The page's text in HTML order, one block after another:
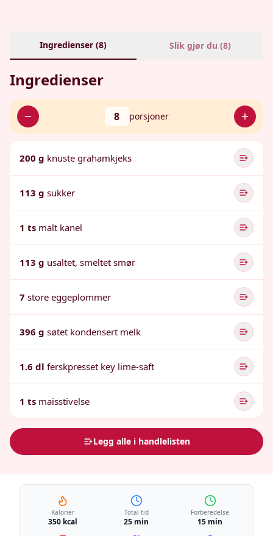
Ingredienser (8) Slik gjør du (8)
Ingredienser
8 porsjoner
200 g knuste grahamkjeks
113 g sukker
1 ts malt kanel
113 g usaltet, smeltet smør
7 store eggeplommer
396 g søtet kondensert melk
1.6 dl ferskpresset key lime-saft
1 ts maisstivelse
Legg alle i handlelisten
Kalorier
350 kcal
Total tid
25 min
Forberedelse
15 min